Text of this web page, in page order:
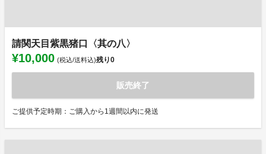
請関天目紫黒猪口〈其の八〉
¥10,000 (税込/送料込)残り0
販売終了
ご提供予定時期：ご購入から1週間以内に発送